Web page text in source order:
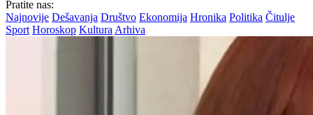
Pratite nas:
Najnovije Dešavanja Društvo Ekonomija Hronika Politika Čitulje
Sport Horoskop Kultura Arhiva